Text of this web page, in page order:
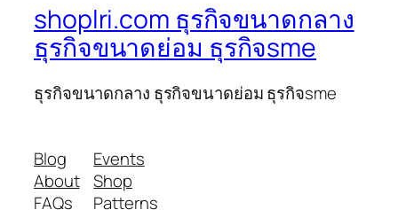
shoplri.com ธุรกิจขนาดกลาง
ธุรกิจขนาดย่อม ธุรกิจsme
ธุรกิจขนาดกลาง ธุรกิจขนาดย่อม ธุรกิจsme
Blog
About
FAQs
Events
Shop
Patterns